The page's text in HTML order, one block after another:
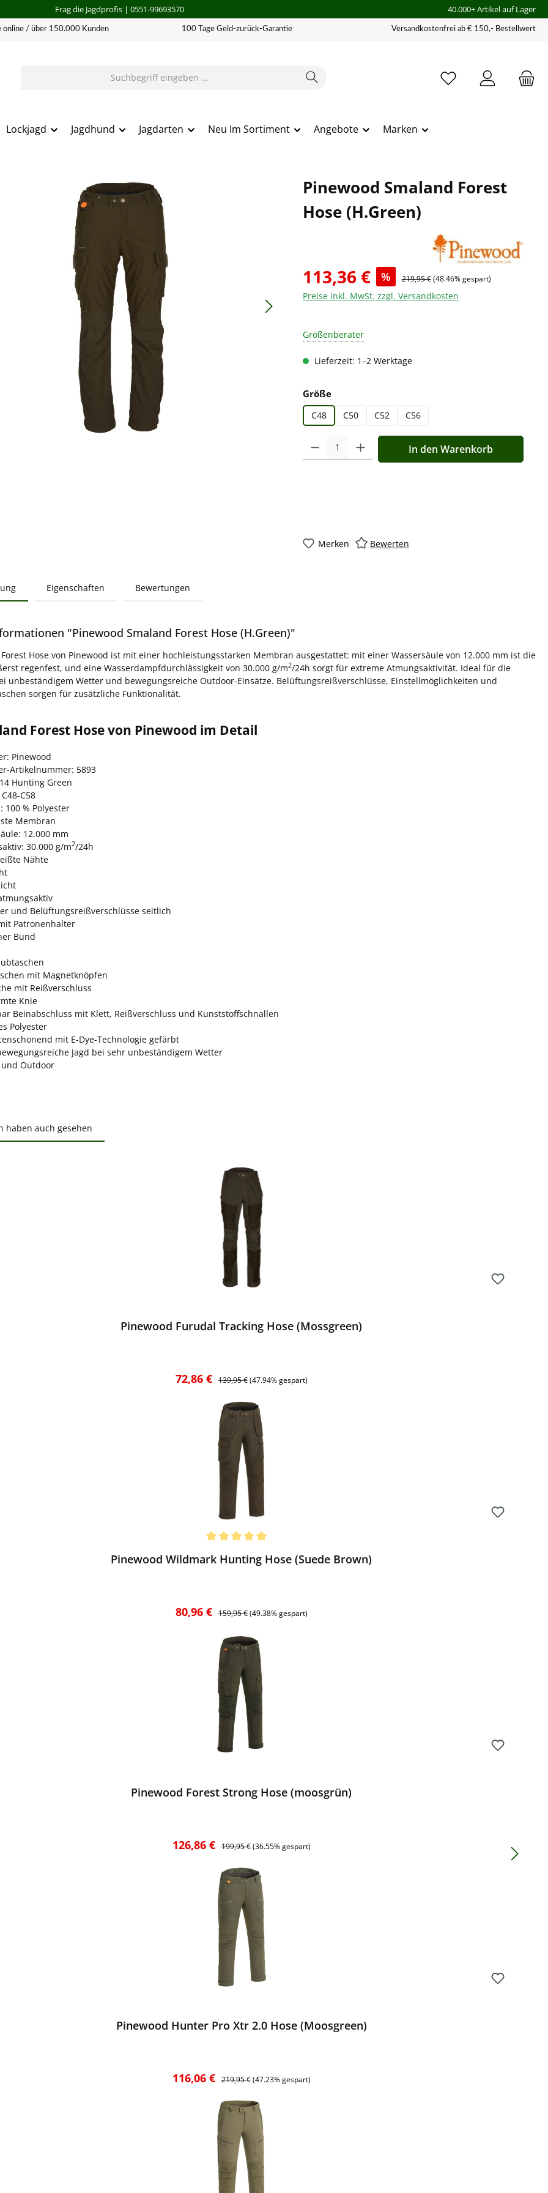
Frag die Jagdprofis| 0551-99693570 40.000+ Artikel auf Lager
online / über 150.000 Kunden 100 Tage Geld-zurück-Garantie Versandkostenfrei ab € 150,- Bestellwert
Lockjagd Jagdhund Jagdarten Neu Im Sortiment Angebote Marken
Pinewood Smaland Forest
Hose (H.Green)
113,36 € % 219,95 €(48.46% gespart)
Preise inkl. MwSt. zzgl. Versandkosten
Größenberater
Lieferzeit: 1–2 Werktage
Größeauswählen
C48 C50 C52 C56
Produkt Anzahl: Gib den gewünschten Wert ein oder
In den Warenkorb
Merken Bewerten
Eigenschaften Bewertungen
"Pinewood Smaland Forest Hose (H.Green)"
Hose von Pinewood ist mit einer hochleistungsstarken Membran ausgestattet: mit einer Wassersäule von 12.000 mm ist die
regenfest, und eine Wasserdampfdurchlässigkeit von 30.000 g/m2/24h sorgt für extreme Atmungsaktivität. Ideal für die
unbeständigem Wetter und bewegungsreiche Outdoor-Einsätze. Belüftungsreißverschlüsse, Einstellmöglichkeiten und
sorgen für zusätzliche Funktionalität.
Forest Hose von Pinewood im Detail
Pinewood
Artikelnummer: 5893
Hunting Green
C58
100 % Polyester
Membran
12.000 mm
30.000 g/m2/24h
Nähte
und Belüftungsreißverschlüsse seitlich
Patronenhalter
Bund
mit Magnetknöpfen
mit Reißverschluss
Knie
Beinabschluss mit Klett, Reißverschluss und Kunststoffschnallen
Polyester
mit E-Dye-Technologie gefärbt
Jagd bei sehr unbeständigem Wetter
und Outdoor
haben auch gesehen
Pinewood Furudal Tracking Hose (Mossgreen)
Verkaufspreis:
72,86 € Regulärer Preis:
139,95 € (47.94% gespart)
Pinewood Wildmark Hunting Hose (Suede Brown)
Verkaufspreis:
80,96 € Regulärer Preis:
159,95 € (49.38% gespart)
Pinewood Forest Strong Hose (moosgrün)
Verkaufspreis:
126,86 € Regulärer Preis:
199,95 € (36.55% gespart)
Pinewood Hunter Pro Xtr 2.0 Hose (Moosgreen)
Verkaufspreis:
116,06 € Regulärer Preis:
219,95 € (47.23% gespart)